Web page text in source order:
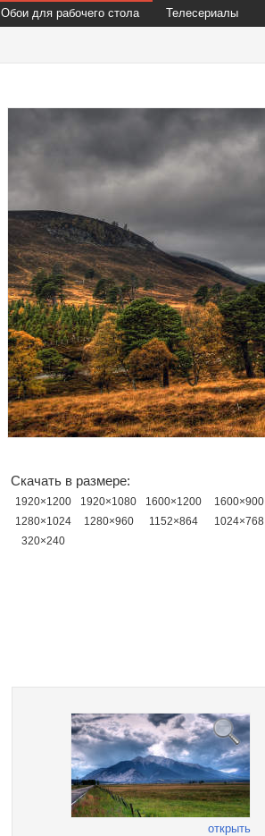
Обои для рабочего стола Телесериалы
Скачать в размере:
1920×1200 1920×1080 1600×1200 1600×900
1280×1024
1280×960 1152×864 1024×768
320×240
открыть